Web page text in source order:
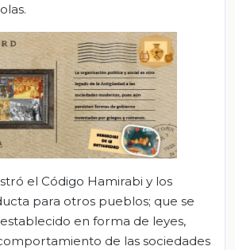
el Código Hamirabi y los
para otros pueblos; que se
en forma de leyes,
de las sociedades